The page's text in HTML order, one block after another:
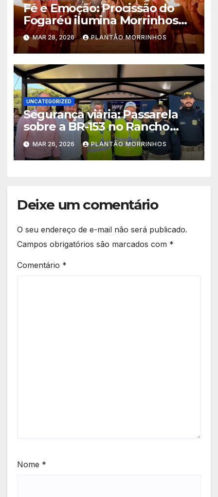
Fé e Emoção: Procissão do
Fogaréu ilumina Morrinhos
no dia 30
MAR 28, 2026 PLANTÃO MORRINHOS
UNCATEGORIZED
Segurança viária: Passarela
sobre a BR-153 no Rancho
Alegre sairá do papel em 100
dias
MAR 26, 2026 PLANTÃO MORRINHOS
Deixe um comentário
O seu endereço de e-mail não será publicado.
Campos obrigatórios são marcados com *
Comentário *
Nome *